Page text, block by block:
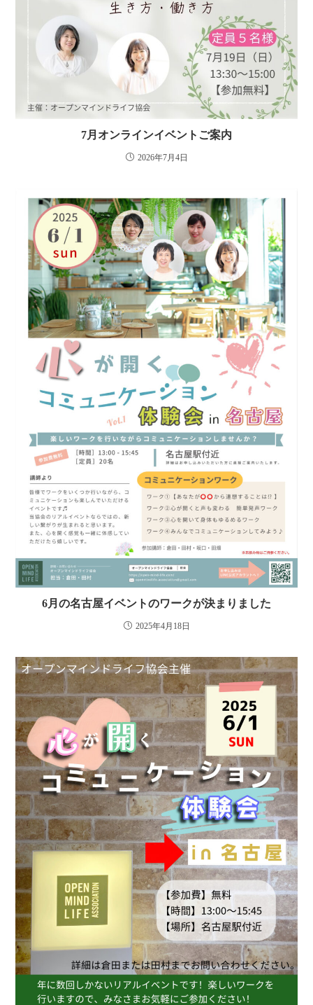
7月オンラインイベントご案内
2026年7月4日
6月の名古屋イベントのワークが決まりました
2025年4月18日